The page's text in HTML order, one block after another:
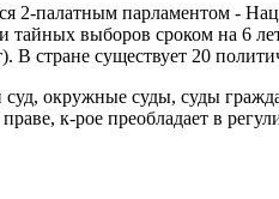
2-палатным парламентом -
выборов сроком на 6
В стране существует 20
окружные суды, суды
к-рое преобладает в